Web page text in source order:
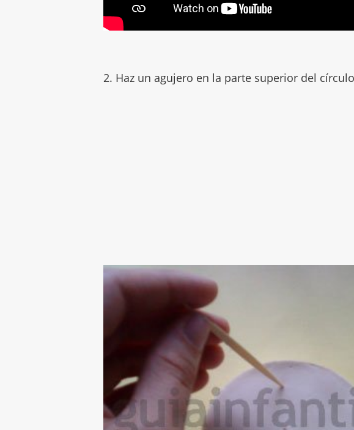
2. Haz un agujero en la parte superior del